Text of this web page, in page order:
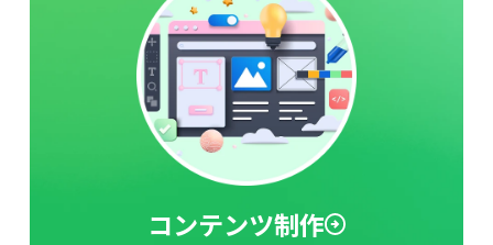
コンテンツ制作